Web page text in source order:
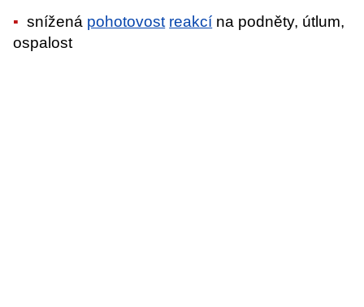
snížená pohotovost reakcí na podněty, útlum,
ospalost